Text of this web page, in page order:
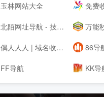
玉林网站大全 免费
北陌网址导航 - 技术导航-上网导航-网址导航 万能秒收录-免
偶人人人 | 域名收藏,域名海报,商标知识,商标注册,双拼域名,四声母域名,学习日记,商标制作,小黄经验分享,www.orrr.cn 86导
FF导航 KK导